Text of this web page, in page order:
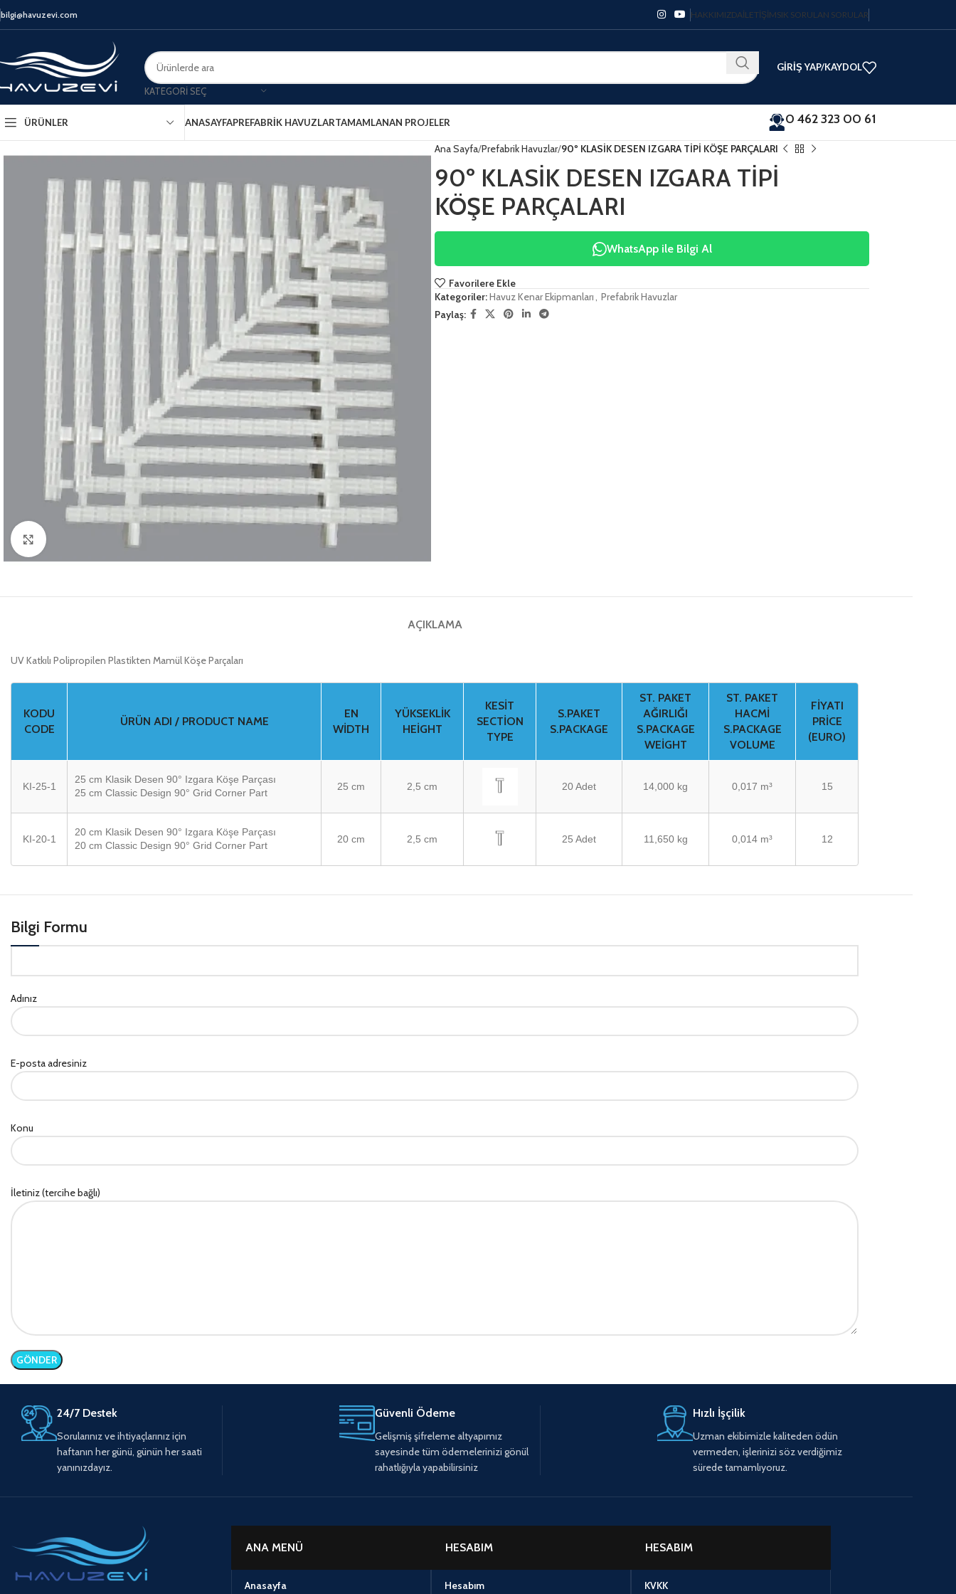
bilgi@havuzevi.com HAKKIMIZDAİLETIŞIMSIK SORULAN SORULAR
KATEGORI SEÇ
GIRIŞ YAP/KAYDOL
ÜRÜNLER ANASAYFAPREFABRIK HAVUZLARTAMAMLANAN PROJELER 0 462 323 00 61
Ana Sayfa Prefabrik Havuzlar 90º KLASİK DESEN IZGARA TİPİ KÖŞE PARÇALARI
90º KLASİK DESEN IZGARA TİPİ
KÖŞE PARÇALARI
WhatsApp ile Bilgi Al
Favorilere Ekle
Kategoriler:Havuz Kenar Ekipmanları, Prefabrik Havuzlar
Paylaş:
AÇIKLAMA
UV Katkılı Polipropilen Plastikten Mamül Köşe Parçaları
KODU
CODE
ÜRÜN ADI / PRODUCT NAME
EN
WIDTH
YÜKSEKLIK
HEIGHT
KESIT
SECTION
TYPE
S.PAKET
S.PACKAGE
ST. PAKET
AĞIRLIĞI
S.PACKAGE
WEIGHT
ST. PAKET
HACMI
S.PACKAGE
VOLUME
FIYATI
PRICE
(EURO)
KI-25-1
25 cm Klasik Desen 90° Izgara Köşe Parçası
25 cm Classic Design 90° Grid Corner Part
25 cm 2,5 cm 20 Adet 14,000 kg 0,017 m³ 15
KI-20-1
20 cm Klasik Desen 90° Izgara Köşe Parçası
20 cm Classic Design 90° Grid Corner Part
20 cm 2,5 cm 25 Adet 11,650 kg 0,014 m³ 12
Bilgi Formu
Adınız
E-posta adresiniz
Konu
İletiniz (tercihe bağlı)
24/7 Destek
Sorularınız ve ihtiyaçlarınız için
haftanın her günü, günün her saati
yanınızdayız.
Güvenli Ödeme
Gelişmiş şifreleme altyapımız
sayesinde tüm ödemelerinizi gönül
rahatlığıyla yapabilirsiniz
Hızlı İşçilik
Uzman ekibimizle kaliteden ödün
vermeden, işlerinizi söz verdiğimiz
sürede tamamlıyoruz.
ANA MENÜ
Anasayfa
HESABIM
Hesabım
HESABIM
KVKK